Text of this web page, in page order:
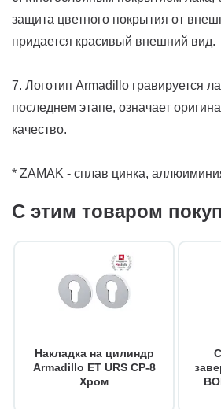
защита цветного покрытия от
придается красивый внешний вид.
7. Логотип Armadillo гравируется
последнем этапе, означает
качество.
* ZAMAK - сплав цинка,
С этим товаром
Накладка на цилиндр
Armadillo ET URS CP-8
Хром